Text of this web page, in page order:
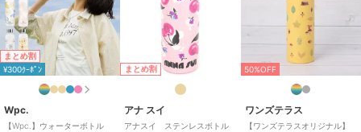
まとめ割
¥300ｸｰﾎﾟﾝ
Wpc.
【Wpc.】ウォーターボトル
まとめ割
アナ スイ
アナスイ ステンレスボトル
50%OFF
ワンズテラス
【ワンズテラスオリジナル】